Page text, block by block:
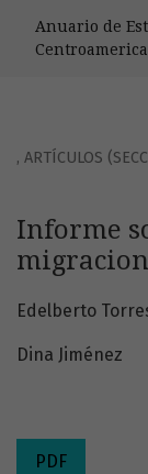
Anuario de
, ARTÍCULOS
Informe
Edelberto
Dina Jiménez
PDF